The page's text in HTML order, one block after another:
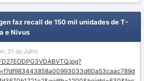
faz recall de 150 mil unidades de T-
e Nivus
21 de Julho